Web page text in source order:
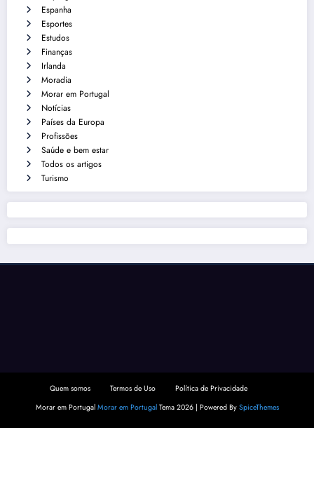
Espanha
Esportes
Estudos
Finanças
Irlanda
Moradia
Morar em Portugal
Notícias
Países da Europa
Profissões
Saúde e bem estar
Todos os artigos
Turismo
Quem somos Termos de Uso
Política de Privacidade
Morar em Portugal Morar em PortugalTema 2026 | Powered By SpiceThemes